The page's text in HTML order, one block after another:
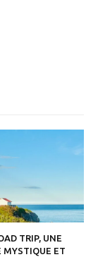
TRIP, UNE
MYSTIQUE ET